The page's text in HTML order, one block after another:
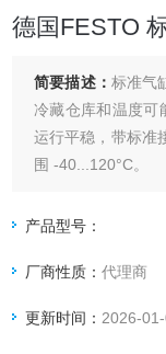
德国FESTO
简要描述： 标准气
冷藏仓库和温度可
运行平稳，带标准
围 -40...120°C。
产品型号：
厂商性质：代理商
更新时间： 2026-